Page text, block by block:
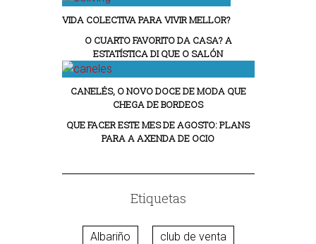
VIDA COLECTIVA PARA VIVIR MELLOR?
O CUARTO FAVORITO DA CASA? A
ESTATÍSTICA DI QUE O SALÓN
CANELÉS, O NOVO DOCE DE MODA QUE
CHEGA DE BORDEOS
QUE FACER ESTE MES DE AGOSTO: PLANS
PARA A AXENDA DE OCIO
Etiquetas
Albariño club de venta